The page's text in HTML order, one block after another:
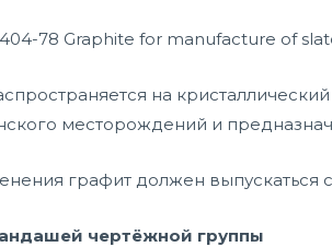
78 Graphite for manufacture of
на
месторождений и
графит должен выпускаться
чертёжной группы